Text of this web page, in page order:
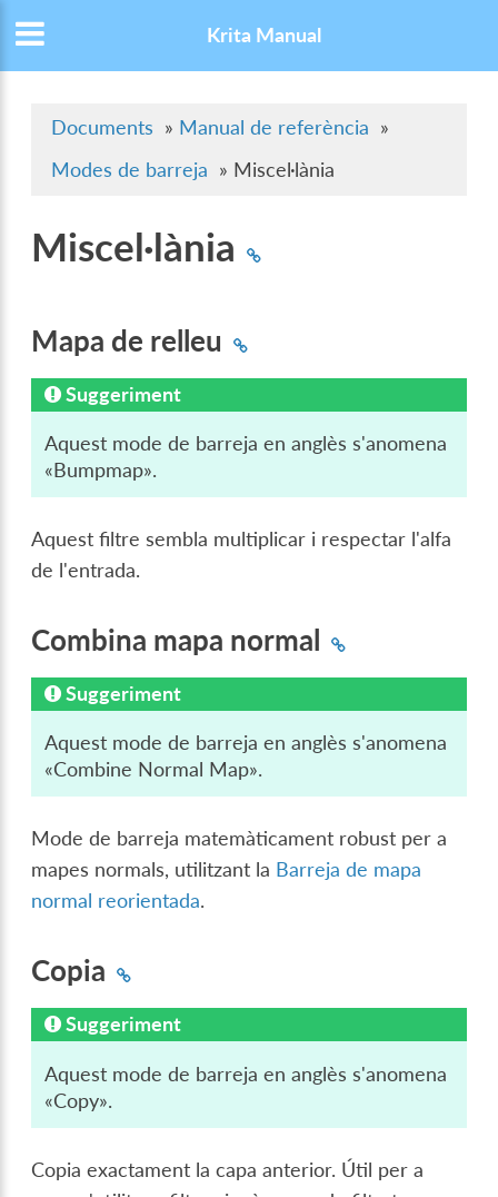
Krita Manual
Documents » Manual de referència »
Modes de barreja » Miscel·lània
Miscel·lània
Mapa de relleu
Suggeriment
Aquest mode de barreja en anglès s'anomena
«Bumpmap».
Aquest filtre sembla multiplicar i respectar l'alfa
de l'entrada.
Combina mapa normal
Suggeriment
Aquest mode de barreja en anglès s'anomena
«Combine Normal Map».
Mode de barreja matemàticament robust per a
mapes normals, utilitzant la Barreja de mapa
normal reorientada.
Copia
Suggeriment
Aquest mode de barreja en anglès s'anomena
«Copy».
Copia exactament la capa anterior. Útil per a